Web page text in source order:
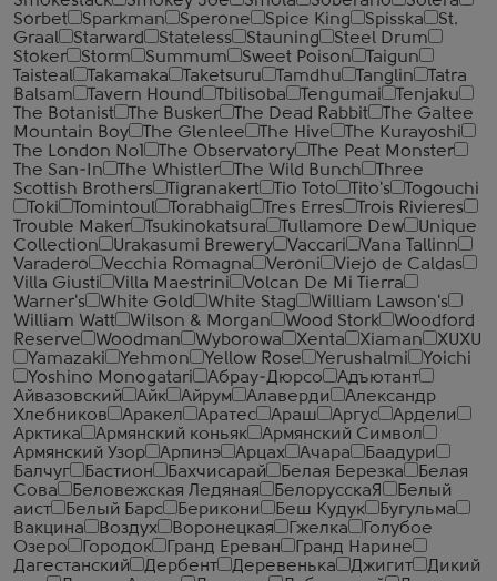
Sorbet
Sparkman Sperone Spice King Spisska
St.
Graal
Starward Stateless Stauning
Steel Drum
Stoker
Storm Summum Sweet Poison
Taigun
Taisteal
Takamaka Taketsuru Tamdhu Tanglin
Tatra
Balsam
Tavern Hound Tbilisoba Tengumai
Tenjaku
The Botanist
The Busker The Dead Rabbit
The Galtee
Mountain Boy
The Glenlee The Hive
The Kurayoshi
The London №1
The Observatory
The Peat Monster
The San-In
The Whistler The Wild Bunch
Three
Scottish Brothers
Tigranakert Tio Toto Tito's
Togouchi
Toki
Tomintoul Torabhaig Tres Erres
Trois Rivieres
Trouble Maker
Tsukinokatsura Tullamore Dew
Unique
Collection
Urakasumi Brewery Vaccari
Vana Tallinn
Varadero
Vecchia Romagna Veroni
Viejo de Caldas
Villa Giusti
Villa Maestrini
Volcan De Mi Tierra
Warner's
White Gold White Stag
William Lawson's
William Watt
Wilson & Morgan Wood Stork
Woodford
Reserve
Woodman Wyborowa Xenta Xiaman
XUXU
Yamazaki
Yehmon Yellow Rose Yerushalmi
Yoichi
Yoshino Monogatari
Абрау-Дюрсо
Адъютант
Айвазовский
Айк Айрум Алаверди
Александр
Хлебников
Аракел Аратес Араш Аргус
Ардели
Арктика
Армянский коньяк
Армянский Символ
Армянский Узор
Арпинэ Арцах Ачара
Баадури
Балчуг
Бастион Бахчисарай Белая Березка
Белая
Сова
Беловежская Ледяная БелорусскаЯ
Белый
аист
Белый Барс Берикони Беш Кудук
Бугульма
Вакцина
Воздух Воронецкая Гжелка
Голубое
Озеро
Городок Гранд Ереван
Гранд Нарине
Дагестанский
Дербент Деревенька Джигит
Дикий